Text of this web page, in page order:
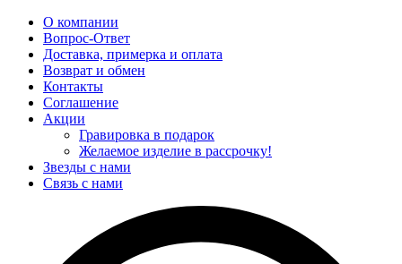
О компании
Вопрос-Ответ
Доставка, примерка и оплата
Возврат и обмен
Контакты
Соглашение
Акции
Гравировка в подарок
Желаемое изделие в рассрочку!
Звезды с нами
Связь с нами